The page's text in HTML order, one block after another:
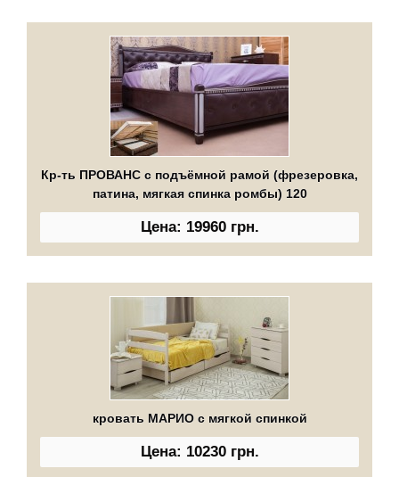
Кр-ть ПРОВАНС с подъёмной рамой (фрезеровка,
патина, мягкая спинка ромбы) 120
Цена: 19960 грн.
кровать МАРИО с мягкой спинкой
Цена: 10230 грн.